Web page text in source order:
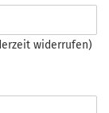
widerrufen)